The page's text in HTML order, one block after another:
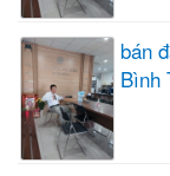
bán
Bình